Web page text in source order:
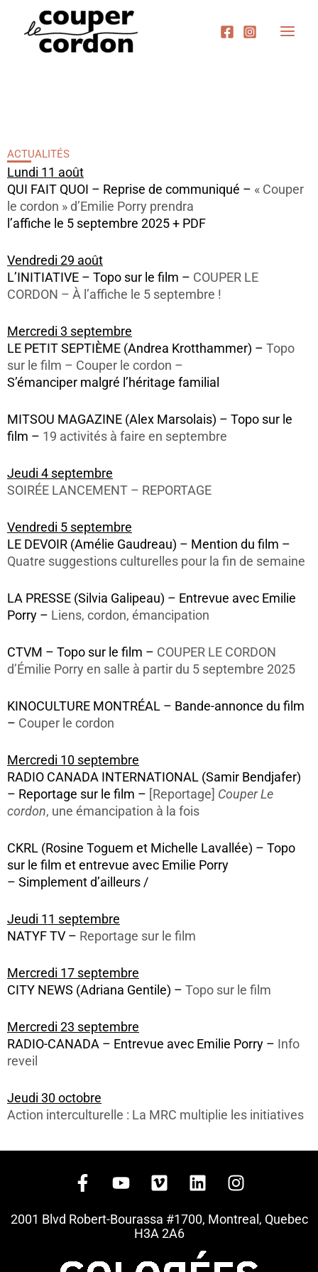
contenu
ACTUALITÉS
Lundi 11 août
QUI FAIT QUOI – Reprise de communiqué – « Couper
le cordon » d’Emilie Porry prendra
l’affiche le 5 septembre 2025 + PDF
Vendredi 29 août
L’INITIATIVE – Topo sur le film – COUPER LE
CORDON – À l’affiche le 5 septembre !
Mercredi 3 septembre
LE PETIT SEPTIÈME (Andrea Krotthammer) – Topo
sur le film – Couper le cordon –
S’émanciper malgré l’héritage familial
MITSOU MAGAZINE (Alex Marsolais) – Topo sur le
film – 19 activités à faire en septembre
Jeudi 4 septembre
SOIRÉE LANCEMENT – REPORTAGE
Vendredi 5 septembre
LE DEVOIR (Amélie Gaudreau) – Mention du film –
Quatre suggestions culturelles pour la fin de semaine
LA PRESSE (Silvia Galipeau) – Entrevue avec Emilie
Porry – Liens, cordon, émancipation
CTVM – Topo sur le film – COUPER LE CORDON
d’Émilie Porry en salle à partir du 5 septembre 2025
KINOCULTURE MONTRÉAL – Bande-annonce du film
– Couper le cordon
Mercredi 10 septembre
RADIO CANADA INTERNATIONAL (Samir Bendjafer)
– Reportage sur le film –
[Reportage] Couper Le
cordon, une émancipation à la fois
CKRL (Rosine Toguem et Michelle Lavallée) – Topo
sur le film et entrevue avec Emilie Porry
– Simplement d’ailleurs /
Jeudi 11 septembre
NATYF TV – Reportage sur le film
Mercredi 17 septembre
CITY NEWS (Adriana Gentile) – Topo sur le film
Mercredi 23 septembre
RADIO-CANADA – Entrevue avec Emilie Porry – Info
reveil
Jeudi 30 octobre
Action interculturelle : La MRC multiplie les initiatives
F
a
c
e
o
Y
o
t
b
V
i
e
o
L
i
k
d
I
n
t
g
2001 Blvd Robert-Bourassa #1700, Montreal, Quebec
H3A 2A6